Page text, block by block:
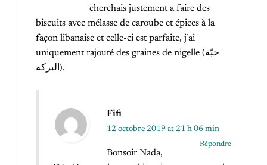
cherchais justement a faire des
biscuits avec mélasse de caroube et épices à la
façon libanaise et celle-ci est parfaite, j’ai
uniquement rajouté des graines de nigelle (حبّة
البركة).
Fifi
12 octobre 2019 at 21 h 06 min
Répondre
Bonsoir Nada,